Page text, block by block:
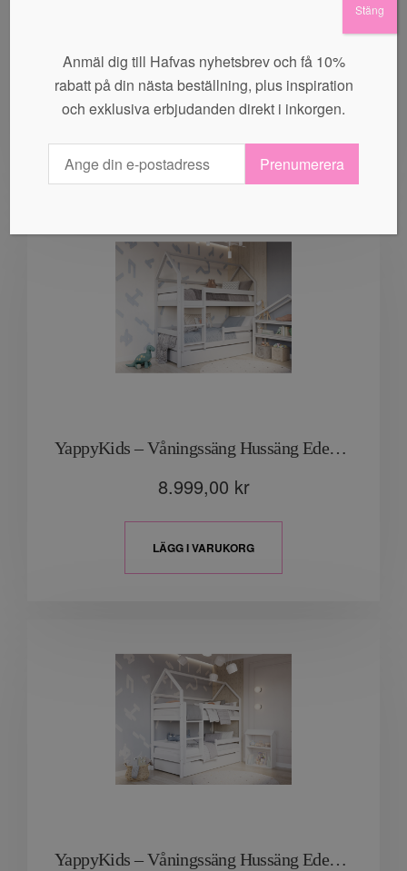
1.299,00kr
YappyKids – Våningssäng Hussäng Eden “Ljusgrå”
8.999,00 kr
LÄGG I VARUKORG
YappyKids – Våningssäng Hussäng Eden “Vit”
Anmäl dig till Hafvas nyhetsbrev och få 10%
rabatt på din nästa beställning, plus inspiration
och exklusiva erbjudanden direkt i inkorgen.
Prenumerera
Stäng